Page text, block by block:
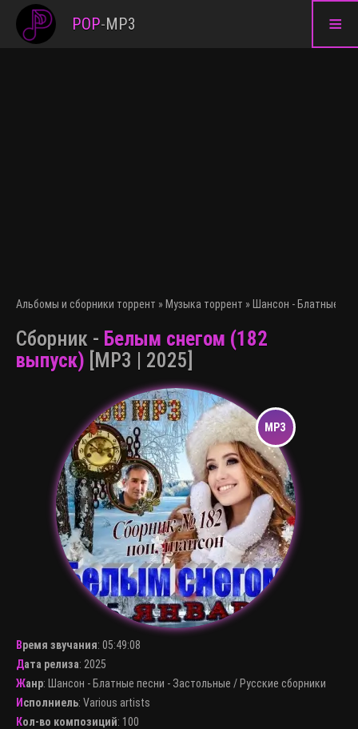
≡
POP-MP3
Альбомы и сборники торрент » Музыка торрент » Шансон - Блатные
Сборник - Белым снегом (182
выпуск) [MP3 | 2025]
Время звучания: 05:49:08
Дата релиза: 2025
Жанр: Шансон - Блатные песни - Застольные / Русские сборники
Исполниель: Various artists
Кол-во композиций: 100